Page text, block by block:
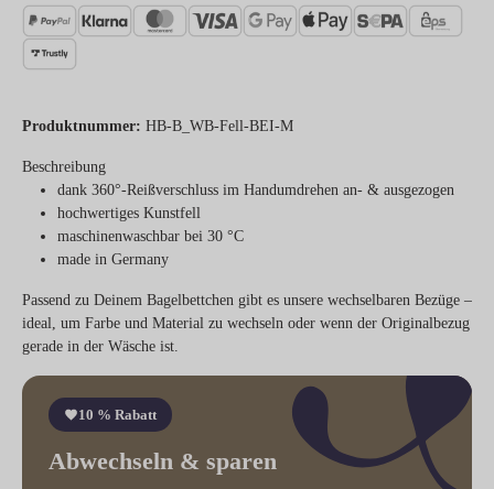
Produktnummer: HB-B_WB-Fell-BEI-M
Beschreibung
dank 360°-Reißverschluss im Handumdrehen an- & ausgezogen
hochwertiges Kunstfell
maschinenwaschbar bei 30 °C
made in Germany
Passend zu Deinem Bagelbettchen gibt es unsere wechselbaren Bezüge –
ideal, um Farbe und Material zu wechseln oder wenn der Originalbezug
gerade in der Wäsche ist.
10 % Rabatt
Abwechseln & sparen